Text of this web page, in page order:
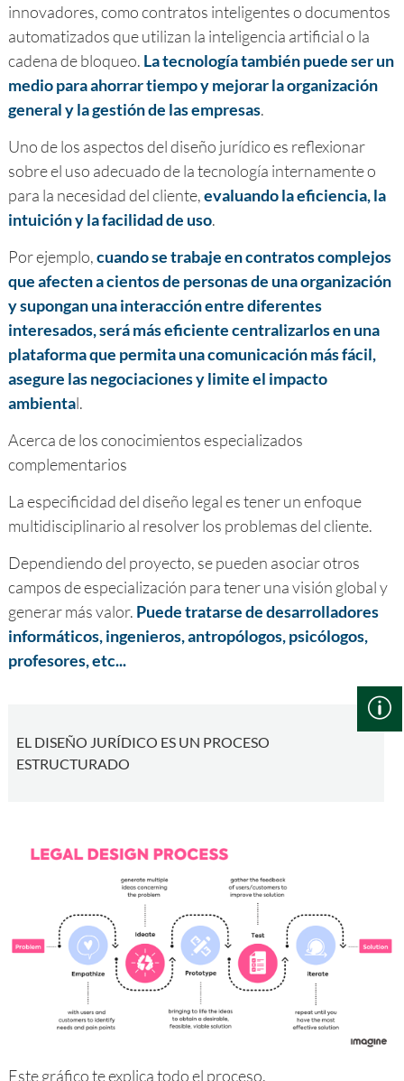
innovadores, como contratos inteligentes o documentos
automatizados que utilizan la inteligencia artificial o la
cadena de bloqueo. La tecnología también puede ser un
medio para ahorrar tiempo y mejorar la organización
general y la gestión de las empresas.
Uno de los aspectos del diseño jurídico es reflexionar
sobre el uso adecuado de la tecnología internamente o
para la necesidad del cliente,evaluando la eficiencia, la
intuición y la facilidad de uso.
Por ejemplo,cuando se trabaje en contratos complejos
que afecten a cientos de personas de una organización
y supongan una interacción entre diferentes
interesados, será más eficiente centralizarlos en una
plataforma que permita una comunicación más fácil,
asegure las negociaciones y limite el impacto
ambiental.
Acerca de los conocimientos especializados
complementarios
La especificidad del diseño legal es tener un enfoque
multidisciplinario al resolver los problemas del cliente.
Dependiendo del proyecto, se pueden asociar otros
campos de especialización para tener una visión global y
generar más valor. Puede tratarse de desarrolladores
informáticos, ingenieros, antropólogos, psicólogos,
profesores, etc...
EL DISEÑO JURÍDICO ES UN PROCESO
ESTRUCTURADO
Este gráfico te explica todo el proceso.